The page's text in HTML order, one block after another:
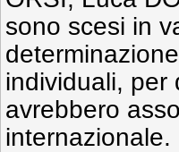
sono scesi in
individuali, per
avrebbero
internazionale.